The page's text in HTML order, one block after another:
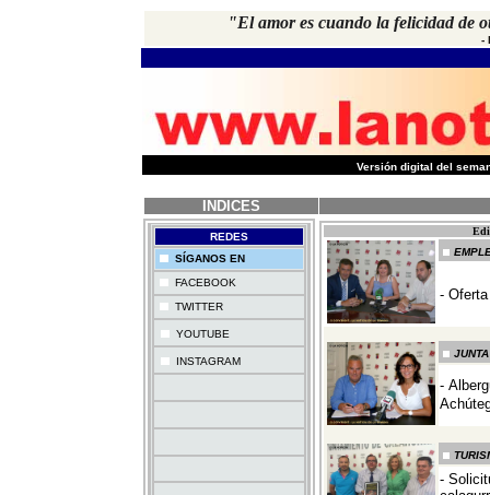
"El amor es cuando la felicidad de
-
Versión digital del
INDICES